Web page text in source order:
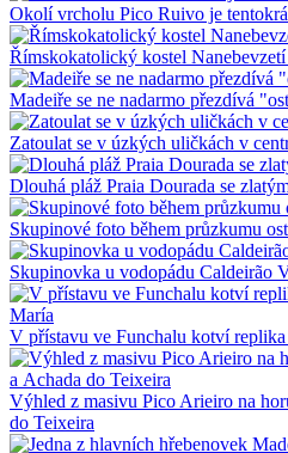
Okolí vrcholu Pico Ruivo je
Římskokatolický kostel
Madeiře se ne nadarmo přezdívá
Zatoulat se v úzkých uličkách v
Dlouhá pláž Praia Dourada se
Skupinové foto během průzkumu
Skupinovka u vodopádu Caldeirão
V přístavu ve Funchalu kotví
Výhled z masivu Pico Arieiro na
do Teixeira